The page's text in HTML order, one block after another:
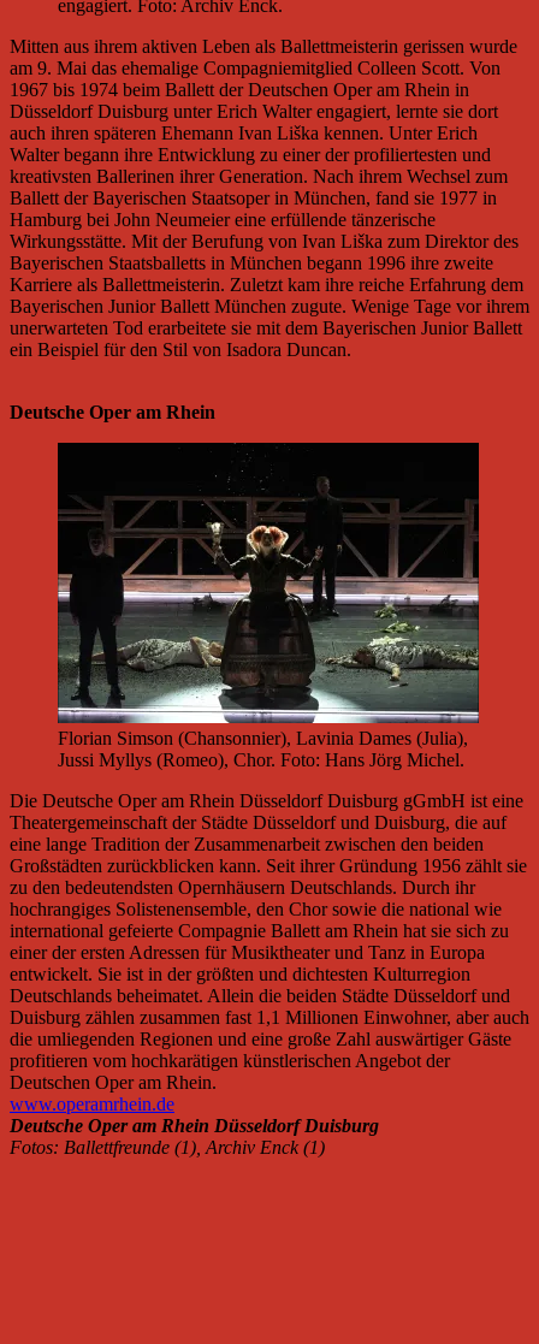
engagiert. Foto: Archiv Enck.
Mitten aus ihrem aktiven Leben als Ballettmeisterin gerissen wurde
am 9. Mai das ehemalige Compagniemitglied Colleen Scott. Von
1967 bis 1974 beim Ballett der Deutschen Oper am Rhein in
Düsseldorf Duisburg unter Erich Walter engagiert, lernte sie dort
auch ihren späteren Ehemann Ivan Liška kennen. Unter Erich
Walter begann ihre Entwicklung zu einer der profiliertesten und
kreativsten Ballerinen ihrer Generation. Nach ihrem Wechsel zum
Ballett der Bayerischen Staatsoper in München, fand sie 1977 in
Hamburg bei John Neumeier eine erfüllende tänzerische
Wirkungsstätte. Mit der Berufung von Ivan Liška zum Direktor des
Bayerischen Staatsballetts in München begann 1996 ihre zweite
Karriere als Ballettmeisterin. Zuletzt kam ihre reiche Erfahrung dem
Bayerischen Junior Ballett München zugute. Wenige Tage vor ihrem
unerwarteten Tod erarbeitete sie mit dem Bayerischen Junior Ballett
ein Beispiel für den Stil von Isadora Duncan.
Deutsche Oper am Rhein
Florian Simson (Chansonnier), Lavinia Dames (Julia),
Jussi Myllys (Romeo), Chor. Foto: Hans Jörg Michel.
Die Deutsche Oper am Rhein Düsseldorf Duisburg gGmbH ist eine
Theatergemeinschaft der Städte Düsseldorf und Duisburg, die auf
eine lange Tradition der Zusammenarbeit zwischen den beiden
Großstädten zurückblicken kann. Seit ihrer Gründung 1956 zählt sie
zu den bedeutendsten Opernhäusern Deutschlands. Durch ihr
hochrangiges Solistenensemble, den Chor sowie die national wie
international gefeierte Compagnie Ballett am Rhein hat sie sich zu
einer der ersten Adressen für Musiktheater und Tanz in Europa
entwickelt. Sie ist in der größten und dichtesten Kulturregion
Deutschlands beheimatet. Allein die beiden Städte Düsseldorf und
Duisburg zählen zusammen fast 1,1 Millionen Einwohner, aber auch
die umliegenden Regionen und eine große Zahl auswärtiger Gäste
profitieren vom hochkarätigen künstlerischen Angebot der
Deutschen Oper am Rhein.
www.operamrhein.de
Deutsche Oper am Rhein Düsseldorf Duisburg
Fotos: Ballettfreunde (1), Archiv Enck (1)